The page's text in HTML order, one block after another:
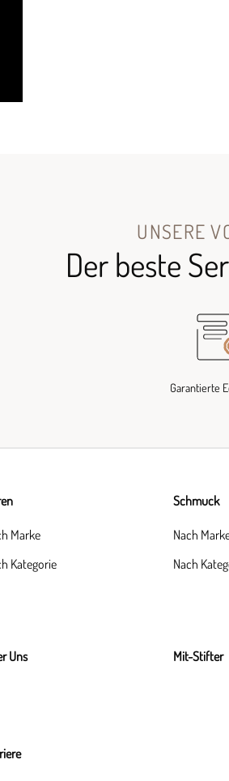
UNSERE
Der beste
Garantierte
Marke
Kategorie
Schmuck
Nach
Nach
Uns Mit-Stifter